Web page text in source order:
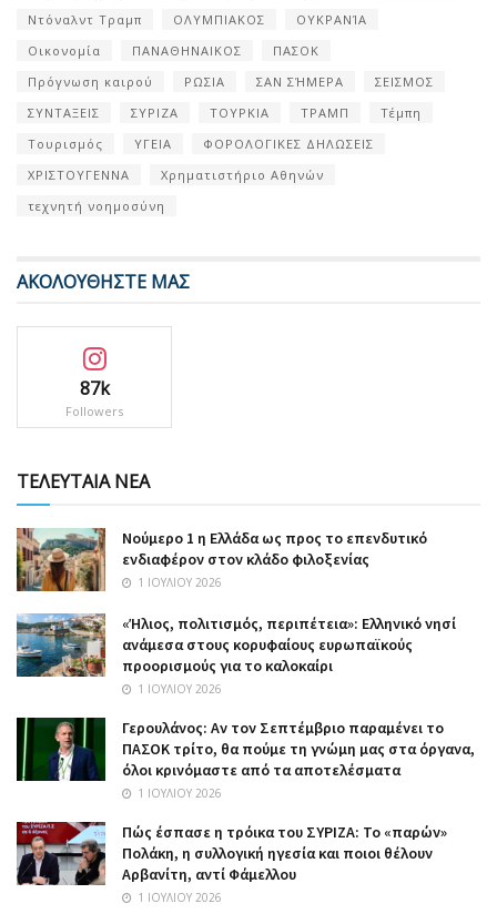
Ντόναλντ Τραμπ
ΟΛΥΜΠΙΑΚΟΣ
ΟΥΚΡΑΝΊΑ
Οικονομία
ΠΑΝΑΘΗΝΑΙΚΟΣ
ΠΑΣΟΚ
Πρόγνωση καιρού
ΡΩΣΙΑ ΣΑΝ ΣΉΜΕΡΑ
ΣΕΙΣΜΟΣ
ΣΥΝΤΑΞΕΙΣ
ΣΥΡΙΖΑ ΤΟΥΡΚΙΑ ΤΡΑΜΠ
Τέμπη
Τουρισμός
ΥΓΕΙΑ
ΦΟΡΟΛΟΓΙΚΕΣ ΔΗΛΩΣΕΙΣ
ΧΡΙΣΤΟΥΓΕΝΝΑ
Χρηματιστήριο Αθηνών
τεχνητή νοημοσύνη
ΑΚΟΛΟΥΘΗΣΤΕ ΜΑΣ
87k
Followers
ΤΕΛΕΥΤΑΙΑ ΝΕΑ
Nούμερο 1 η Ελλάδα ως προς το επενδυτικό
ενδιαφέρον στον κλάδο φιλοξενίας
1 ΙΟΥΛΊΟΥ 2026
«Ήλιος, πολιτισμός, περιπέτεια»: Ελληνικό νησί
ανάμεσα στους κορυφαίους ευρωπαϊκούς
προορισμούς για το καλοκαίρι
1 ΙΟΥΛΊΟΥ 2026
Γερουλάνος: Αν τον Σεπτέμβριο παραμένει το
ΠΑΣΟΚ τρίτο, θα πούμε τη γνώμη μας στα όργανα,
όλοι κρινόμαστε από τα αποτελέσματα
1 ΙΟΥΛΊΟΥ 2026
Πώς έσπασε η τρόικα του ΣΥΡΙΖΑ: Το «παρών»
Πολάκη, η συλλογική ηγεσία και ποιοι θέλουν
Αρβανίτη, αντί Φάμελλου
1 ΙΟΥΛΊΟΥ 2026